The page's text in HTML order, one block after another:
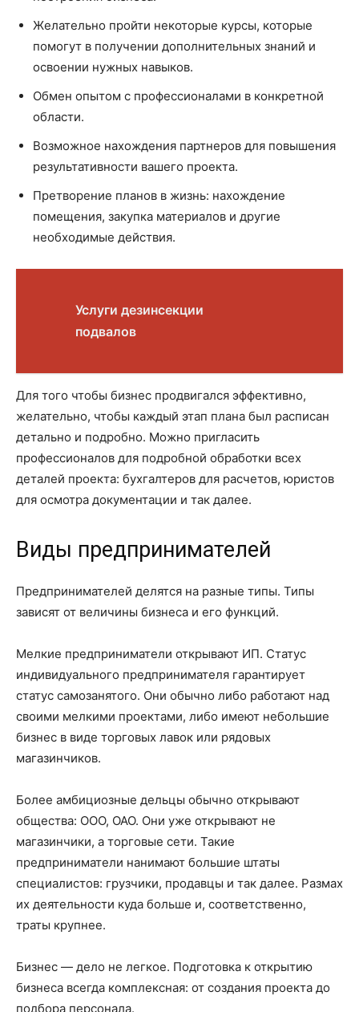
Желательно пройти некоторые курсы, которые
помогут в получении дополнительных знаний и
освоении нужных навыков.
Обмен опытом с профессионалами в конкретной
области.
Возможное нахождения партнеров для повышения
результативности вашего проекта.
Претворение планов в жизнь: нахождение
помещения, закупка материалов и другие
необходимые действия.
Услуги дезинсекции
подвалов
Для того чтобы бизнес продвигался эффективно,
желательно, чтобы каждый этап плана был расписан
детально и подробно. Можно пригласить
профессионалов для подробной обработки всех
деталей проекта: бухгалтеров для расчетов, юристов
для осмотра документации и так далее.
Виды предпринимателей
Предпринимателей делятся на разные типы. Типы
зависят от величины бизнеса и его функций.
Мелкие предприниматели открывают ИП. Статус
индивидуального предпринимателя гарантирует
статус самозанятого. Они обычно либо работают над
своими мелкими проектами, либо имеют небольшие
бизнес в виде торговых лавок или рядовых
магазинчиков.
Более амбициозные дельцы обычно открывают
общества: ООО, ОАО. Они уже открывают не
магазинчики, а торговые сети. Такие
предприниматели нанимают большие штаты
специалистов: грузчики, продавцы и так далее. Размах
их деятельности куда больше и, соответственно,
траты крупнее.
Бизнес — дело не легкое. Подготовка к открытию
бизнеса всегда комплексная: от создания проекта до
подбора персонала.